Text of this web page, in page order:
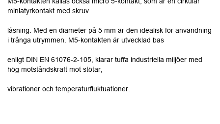
miniatyrkontakt med skruv
låsning. Med en diameter på 5 mm är den idealisk för användning
i trånga utrymmen. M5-kontakten är utvecklad bas
enligt DIN EN 61076-2-105, klarar tuffa industriella miljöer med
hög motståndskraft mot stötar,
vibrationer och temperaturfluktuationer.